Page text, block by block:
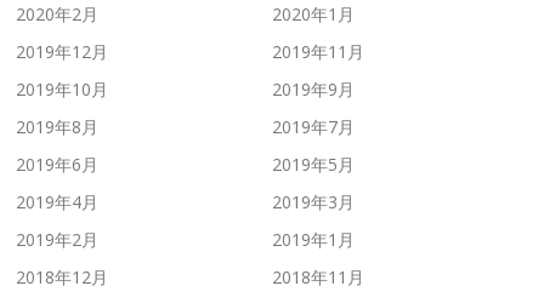
2020年2月
2020年1月
2019年12月
2019年11月
2019年10月
2019年9月
2019年8月
2019年7月
2019年6月
2019年5月
2019年4月
2019年3月
2019年2月
2019年1月
2018年12月
2018年11月